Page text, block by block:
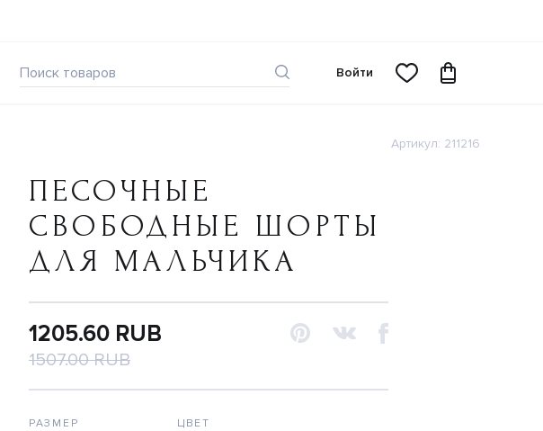
Войти
Артикул: 211216
ПЕСОЧНЫЕ
СВОБОДНЫЕ ШОРТЫ
ДЛЯ МАЛЬЧИКА
1205.60 RUB
1507.00 RUB
РАЗМЕР ЦВЕТ